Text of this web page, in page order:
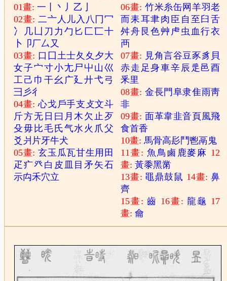
01畫:一 丶 丿 乙
02畫:二亠 人 儿入 八 冂冖
冫
几 凵 刀 力 勹 匕 匚匸十
卜
卩厂厶 又
03畫: 口 囗 土士夂 夊 夕大
女子宀寸小尢尸 屮 山巛
工 己 巾 干幺 广廴廾弋弓
彐 彡彳
04畫:心戈 戶手支 攴文斗
斤方无 日 曰 月木 欠止 歹
殳毋 比毛 氏气水 火 爪父
爻 爿 片牙牛犬
05畫:玄玉 瓜瓦甘生用 田
疋 疒癶 白 皮 目矛 矢石
示禸禾穴立
06畫: 竹米糸缶网 羊羽老
而耒耳聿肉 臣 自 至 臼舌
舛舟 艮色艸 虍 虫 血行衣
襾
07畫: 見角言谷豆豕豸 貝
赤走 足身車辛辰 辵 邑酉
釆里
08畫: 金長門 阜隶隹雨靑
非
09畫: 面革韋韭音頁風飛
食首香
10畫:馬骨高髟 鬥鬯鬲 鬼
11畫: 魚鳥 鹵 鹿麥 麻 12
畫:黃黍黑黹
13畫: 黽鼎鼓鼠 14畫:鼻
齊
15畫:齒 16畫:龍龜 17
畫:龠